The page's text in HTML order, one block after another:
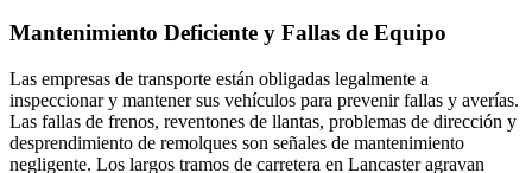
Mantenimiento Deficiente y Fallas de Equipo
Las empresas de transporte están obligadas legalmente a
inspeccionar y mantener sus vehículos para prevenir fallas y averías.
Las fallas de frenos, reventones de llantas, problemas de dirección y
desprendimiento de remolques son señales de mantenimiento
negligente. Los largos tramos de carretera en Lancaster agravan